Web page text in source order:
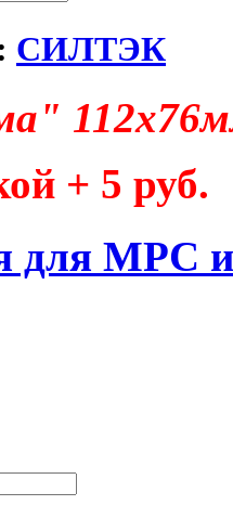
СИЛТЭК
+ 5 руб.
для МРС